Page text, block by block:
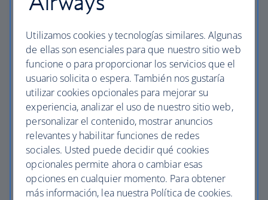
Operaciones especiales: Lioness
Frasier
Rabbit Hole
Halo
Yellowstone S1
Star Trek: Strange New Worlds
iCarly (2021)
Your Honour
Mayor of Kingstown
Utilizamos cookies y tecnologías similares. Algunas
de ellas son esenciales para que nuestro sitio web
funcione o para proporcionar los servicios que el
usuario solicita o espera. También nos gustaría
utilizar cookies opcionales para mejorar su
experiencia, analizar el uso de nuestro sitio web,
personalizar el contenido, mostrar anuncios
relevantes y habilitar funciones de redes
sociales. Usted puede decidir qué cookies
opcionales permite ahora o cambiar esas
opciones en cualquier momento. Para obtener
más información, lea nuestra Política de cookies.